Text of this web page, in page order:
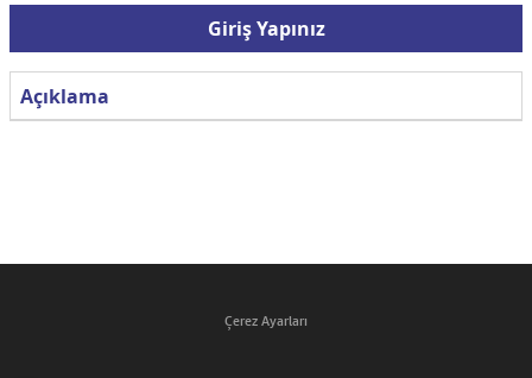
Giriş Yapınız
Açıklama
Çerez Ayarları